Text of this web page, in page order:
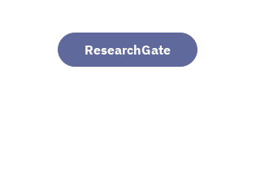
ResearchGate